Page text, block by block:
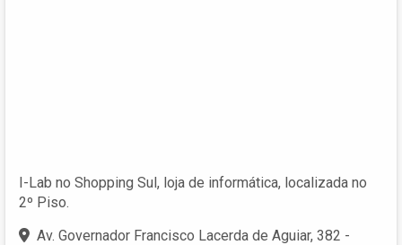
I-Lab no Shopping Sul, loja de informática, localizada no
2º Piso.
Av. Governador Francisco Lacerda de Aguiar, 382 -